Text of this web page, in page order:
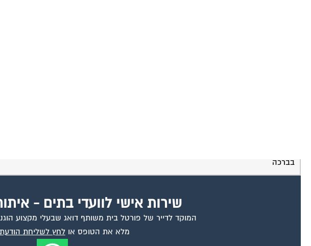
בברכה
שירות אישי לוועדי בתים -
המוקד לדייר של פורטל בית משותף דואג שבעלי מקצוע
מלא את הטופס אולחץ לשליחת